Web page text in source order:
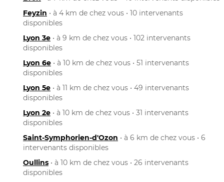
Feyzin • à 4 km de chez vous • 10 intervenants
disponibles
Lyon 3e • à 9 km de chez vous • 102 intervenants
disponibles
Lyon 6e • à 10 km de chez vous • 51 intervenants
disponibles
Lyon 5e • à 11 km de chez vous • 49 intervenants
disponibles
Lyon 2e • à 10 km de chez vous • 31 intervenants
disponibles
Saint-Symphorien-d'Ozon • à 6 km de chez vous • 6
intervenants disponibles
Oullins • à 10 km de chez vous • 26 intervenants
disponibles